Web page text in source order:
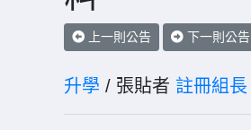
上一則公告 下一則公告
升學 / 張貼者 註冊組長